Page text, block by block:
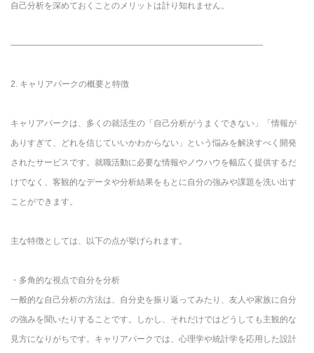
自己分析を深めておくことのメリットは計り知れません。
――――――――――――――――――――――――――――――
2. キャリアパークの概要と特徴
キャリアパークは、多くの就活生の「自己分析がうまくできない」「情報が
ありすぎて、どれを信じていいかわからない」という悩みを解決すべく開発
されたサービスです。就職活動に必要な情報やノウハウを幅広く提供するだ
けでなく、客観的なデータや分析結果をもとに自分の強みや課題を洗い出す
ことができます。
主な特徴としては、以下の点が挙げられます。
・多角的な視点で自分を分析
一般的な自己分析の方法は、自分史を振り返ってみたり、友人や家族に自分
の強みを聞いたりすることです。しかし、それだけではどうしても主観的な
見方になりがちです。キャリアパークでは、心理学や統計学を応用した設計